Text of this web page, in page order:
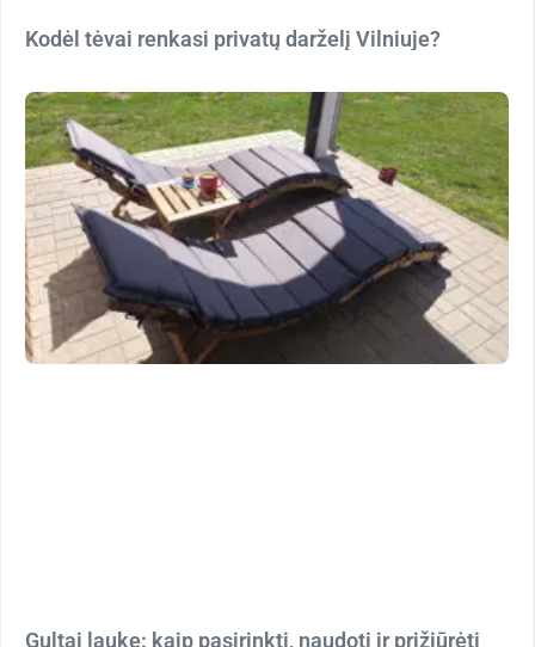
Kodėl tėvai renkasi privatų darželį Vilniuje?
Gultai lauke: kaip pasirinkti, naudoti ir prižiūrėti